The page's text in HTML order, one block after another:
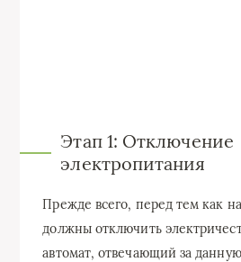
Этап 1: Отключение
электропитания
Прежде всего, перед тем как
должны отключить
автомат, отвечающий за